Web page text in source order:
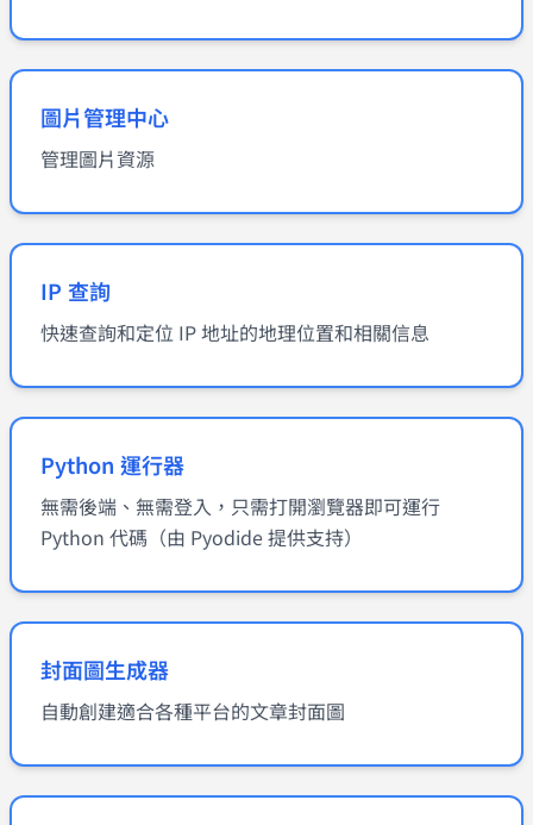
圖片管理中心
管理圖片資源
IP 查詢
快速查詢和定位 IP 地址的地理位置和相關信息
Python 運行器
無需後端、無需登入，只需打開瀏覽器即可運行
Python 代碼（由 Pyodide 提供支持）
封面圖生成器
自動創建適合各種平台的文章封面圖